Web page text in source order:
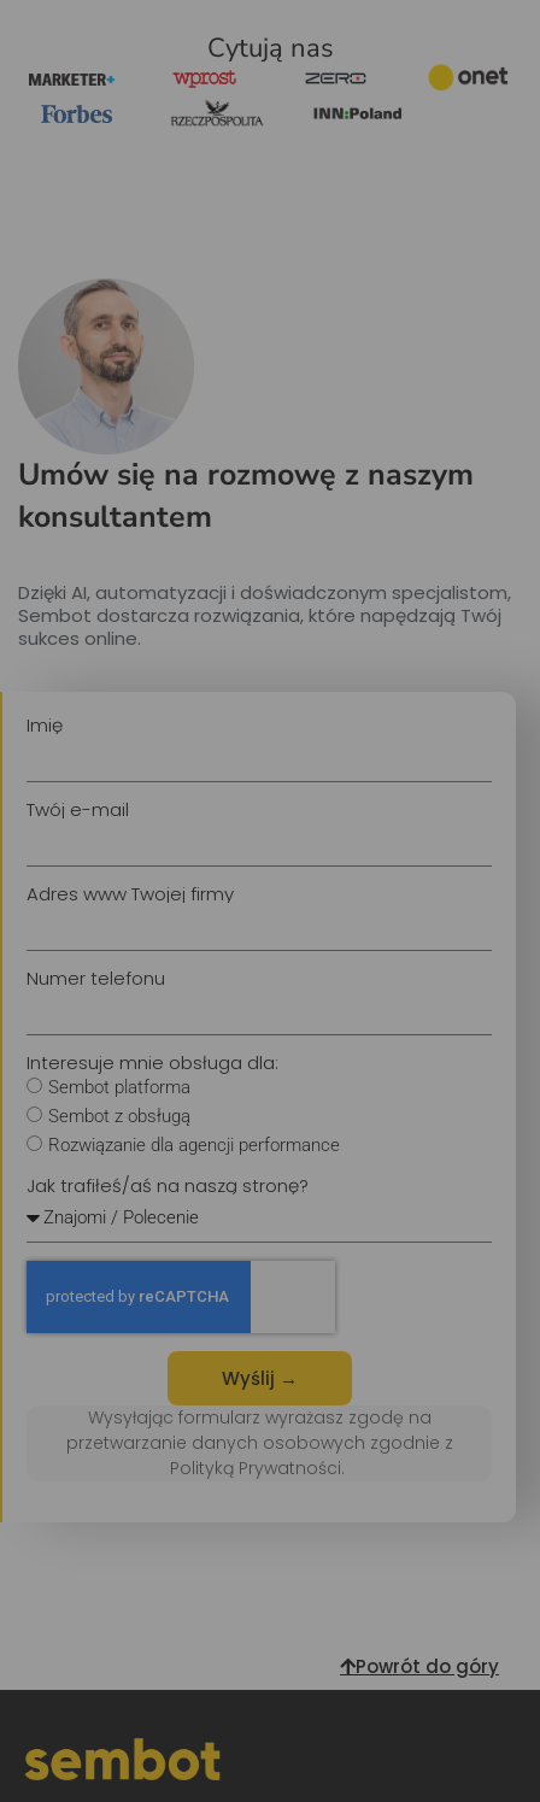
Cytują nas
Umów się na rozmowę z naszym
konsultantem
Dzięki AI, automatyzacji i doświadczonym specjalistom,
Sembot dostarcza rozwiązania, które napędzają Twój
sukces online.
Imię
Twój e-mail
Adres www Twojej firmy
Numer telefonu
Interesuje mnie obsługa dla:
Sembot platforma
Sembot z obsługą
Rozwiązanie dla agencji performance
Jak trafiłeś/aś na naszą stronę?
Wyślij →
Wysyłając formularz wyrażasz zgodę na
przetwarzanie danych osobowych zgodnie z
Polityką Prywatności.
Powrót do góry